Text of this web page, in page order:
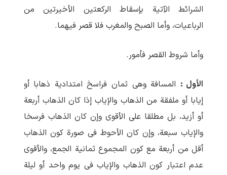
الشرائط الآتیة بإسقاط الرکعتین الأخیرتین من
الرباعیات، وأما الصبح والمغرب فلا قصر فیهما.
وأما شروط القصر فأمور.
الأول : المسافة وهی ثمان فراسخ امتدادیة ذهابا أو
إیابا أو ملفقة من الذهاب والإیاب إذا کان الذهاب أربعة
أو أزید، بل مطلقا علی الأقوی وإن کان الذهاب فرسخا
والإیاب سبعة، وإن کان الأحوط فی صورة کون الذهاب
أقل من أربعة مع کون المجموع ثمانیة الجمع، والأقوی
عدم اعتبار کون الذهاب والإیاب فی یوم واحد أو لیلة